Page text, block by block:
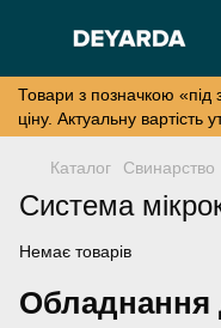
Товари з позначкою
ціну. Актуальну
Каталог Свинарство
Система
Немає товарів
Обладнання